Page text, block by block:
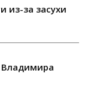
из-за засухи
Владимира